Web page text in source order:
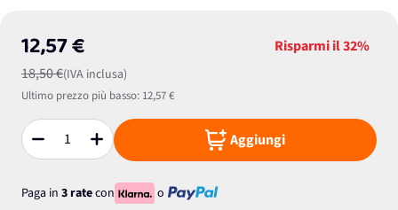
12,57 €
18,50 €(IVA inclusa)
Risparmi il32%
Ultimo prezzo più basso: 12,57 €
Quantità Aggiungi
Paga in 3 ratecon
o